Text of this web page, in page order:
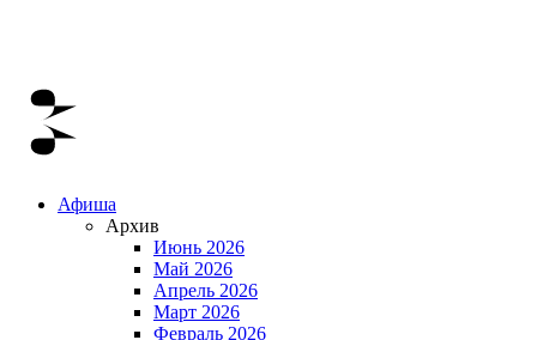
Афиша
Архив
Июнь 2026
Май 2026
Апрель 2026
Март 2026
Февраль 2026